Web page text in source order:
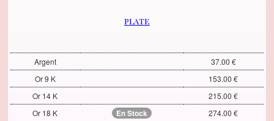
plate
Argent
37.00 €
Or 9 K
153.00 €
Or 14 K
215.00 €
Or 18 K
En Stock 274.00 €